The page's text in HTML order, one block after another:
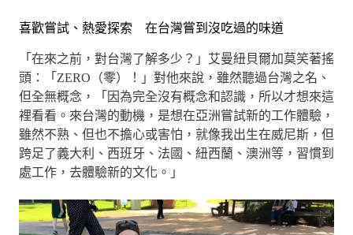
喜歡嘗試、熱愛探索 在台灣嘗到沒吃過的味道
「在來之前，對台灣了解多少？」艾曼紐貝爾加莫笑著搖
頭：「ZERO（零）！」對他來說，雖然聽過台灣之名、
但全無概念，「因為完全沒有概念和認識，所以才想來這
裡看看。來台灣的動機，是想在亞洲嘗試新的工作體驗，
雖然不熟、但也不擔心或害怕，就像我出生在威尼斯，但
跨足了義大利、西班牙、法國、紐西蘭、澳洲等，習慣到
處工作，去體驗新的文化。」